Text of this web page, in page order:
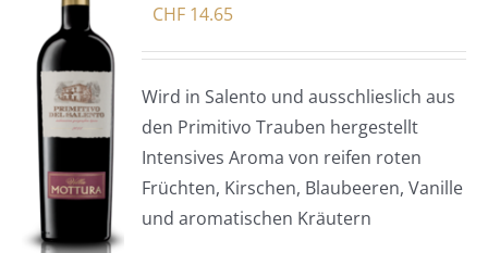
CHF 14.65
Wird in Salento und ausschlieslich aus
den Primitivo Trauben hergestellt
Intensives Aroma von reifen roten
Früchten, Kirschen, Blaubeeren, Vanille
und aromatischen Kräutern